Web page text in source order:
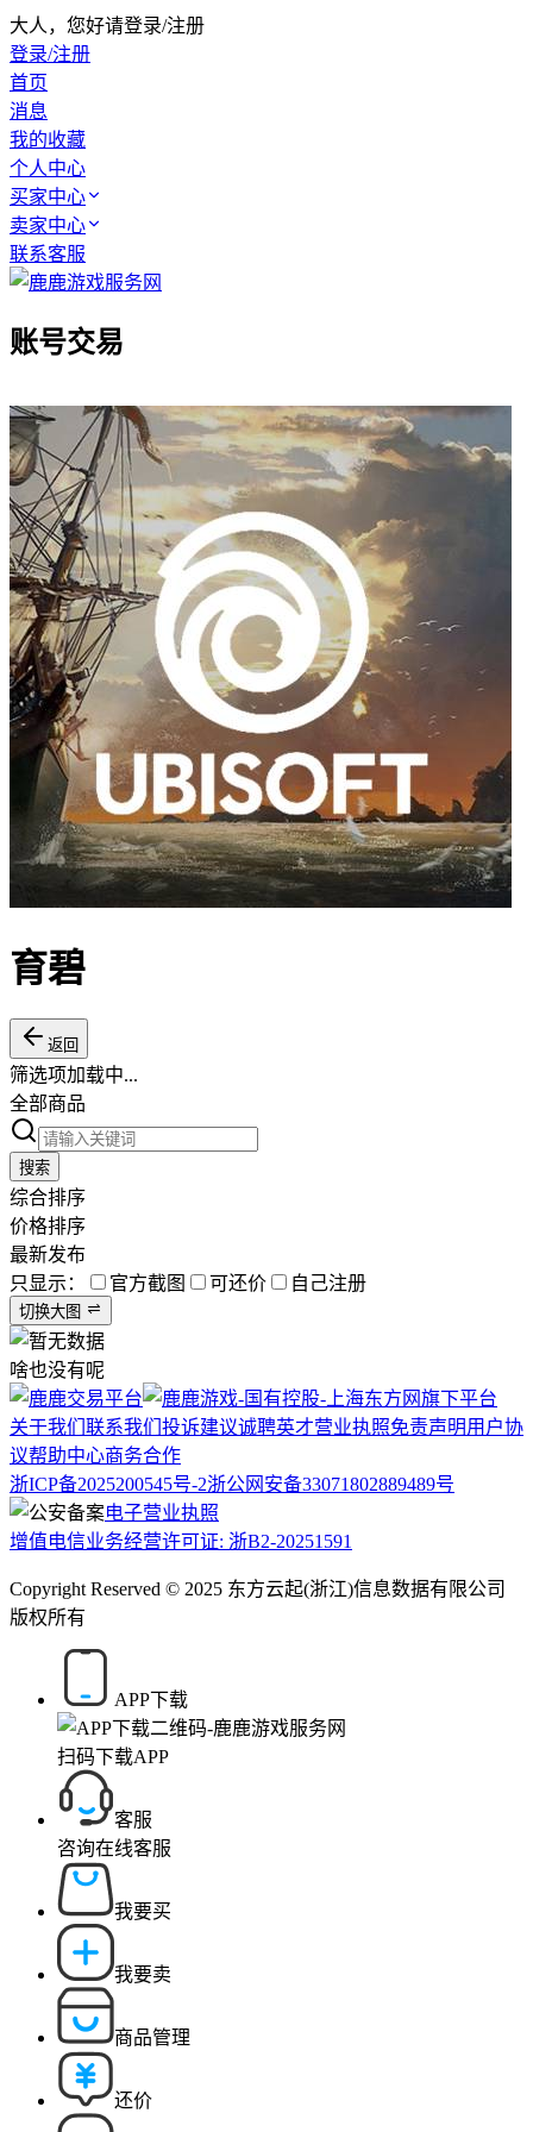
大人，您好请登录/注册
登录/注册
首页
消息
我的收藏
个人中心
买家中心
卖家中心
联系客服
账号交易
育碧
返回
筛选项加载中...
全部商品
搜索
综合排序
价格排序
最新发布
只显示：
官方截图 可还价 自己注册
切换大图
啥也没有呢
关于我们 联系我们 投诉建议诚聘英才营业执照免责声明用户协
议帮助中心商务合作
浙ICP备2025200545号-2浙公网安备33071802889489号
电子营业执照
增值电信业务经营许可证: 浙B2-20251591
Copyright Reserved © 2025 东方云起(浙江)信息数据有限公司
版权所有
APP下载
扫码下载APP
客服
咨询在线客服
我要买
我要卖
商品管理
还价